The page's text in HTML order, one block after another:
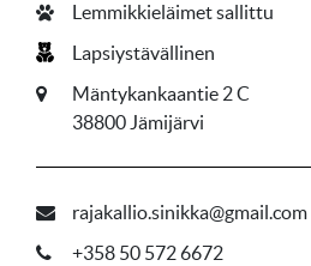
Lemmikkieläimet sallittu
Lapsiystävällinen
Mäntykankaantie 2 C
38800 Jämijärvi
rajakallio.sinikka@gmail.com
+358 50 572 6672